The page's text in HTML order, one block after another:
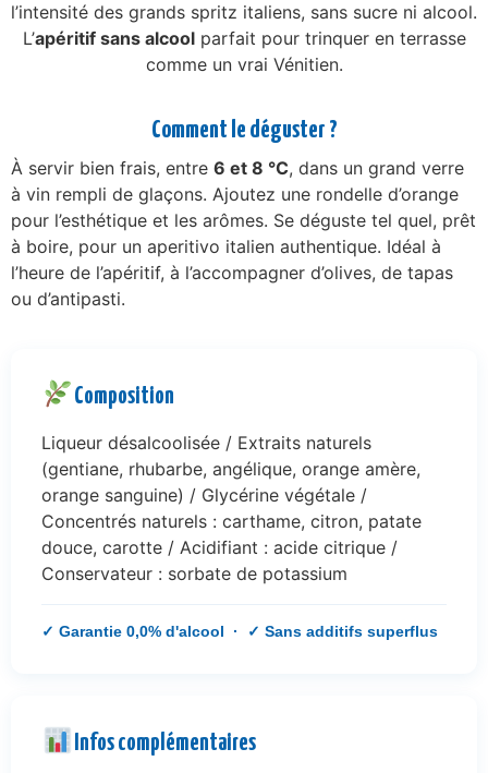
l’intensité des grands spritz italiens, sans sucre ni alcool.
L’apéritif sans alcoolparfait pour trinquer en terrasse
comme un vrai Vénitien.
Comment le déguster ?
À servir bien frais, entre 6 et 8 °C, dans un grand verre
à vin rempli de glaçons. Ajoutez une rondelle d’orange
pour l’esthétique et les arômes. Se déguste tel quel, prêt
à boire, pour un aperitivo italien authentique. Idéal à
l’heure de l’apéritif, à l’accompagner d’olives, de tapas
ou d’antipasti.
Composition
Liqueur désalcoolisée / Extraits naturels
(gentiane, rhubarbe, angélique, orange amère,
orange sanguine) / Glycérine végétale /
Concentrés naturels : carthame, citron, patate
douce, carotte / Acidifiant : acide citrique /
Conservateur : sorbate de potassium
✓ Garantie 0,0% d'alcool · ✓ Sans additifs superflus
Infos complémentaires